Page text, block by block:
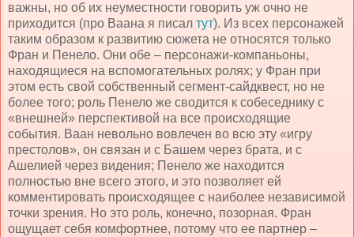
важны, но об их неуместности говорить уж очно не
приходится (про Ваана я писал тут). Из всех персонажей
таким образом к развитию сюжета не относятся только
Фран и Пенело. Они обе – персонажи-компаньоны,
находящиеся на вспомогательных ролях; у Фран при
этом есть свой собственный сегмент-сайдквест, но не
более того; роль Пенело же сводится к собеседнику с
«внешней» перспективой на все происходящие
события. Ваан невольно вовлечен во всю эту «игру
престолов», он связан и с Башем через брата, и с
Ашелией через видения; Пенело же находится
полностью вне всего этого, и это позволяет ей
комментировать происходящее с наиболее независимой
точки зрения. Но это роль, конечно, позорная. Фран
ощущает себя комфортнее, потому что ее партнер –